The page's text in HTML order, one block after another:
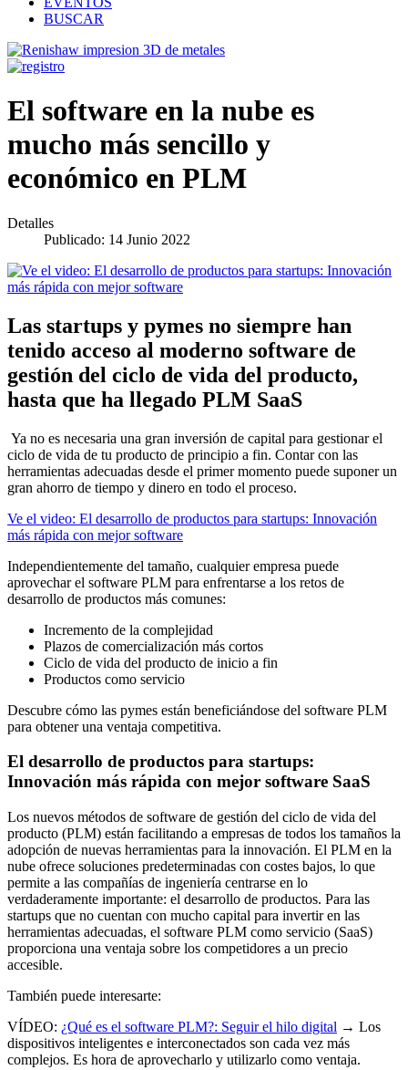
BUSCAR
El software en la nube es
mucho más sencillo y
económico en PLM
Detalles
Publicado: 14 Junio 2022
Las startups y pymes no siempre han
tenido acceso al moderno software de
gestión del ciclo de vida del producto,
hasta que ha llegado PLM SaaS
Ya no es necesaria una gran inversión de capital para gestionar el
ciclo de vida de tu producto de principio a fin. Contar con las
herramientas adecuadas desde el primer momento puede suponer un
gran ahorro de tiempo y dinero en todo el proceso.
Ve el video: El desarrollo de productos para startups: Innovación
más rápida con mejor software
Independientemente del tamaño, cualquier empresa puede
aprovechar el software PLM para enfrentarse a los retos de
desarrollo de productos más comunes:
Incremento de la complejidad
Plazos de comercialización más cortos
Ciclo de vida del producto de inicio a fin
Productos como servicio
Descubre cómo las pymes están beneficiándose del software PLM
para obtener una ventaja competitiva.
El desarrollo de productos para startups:
Innovación más rápida con mejor software SaaS
Los nuevos métodos de software de gestión del ciclo de vida del
producto (PLM) están facilitando a empresas de todos los tamaños la
adopción de nuevas herramientas para la innovación. El PLM en la
nube ofrece soluciones predeterminadas con costes bajos, lo que
permite a las compañías de ingeniería centrarse en lo
verdaderamente importante: el desarrollo de productos. Para las
startups que no cuentan con mucho capital para invertir en las
herramientas adecuadas, el software PLM como servicio (SaaS)
proporciona una ventaja sobre los competidores a un precio
accesible.
También puede interesarte:
VÍDEO: ¿Qué es el software PLM?: Seguir el hilo digital → Los
dispositivos inteligentes e interconectados son cada vez más
complejos. Es hora de aprovecharlo y utilizarlo como ventaja.